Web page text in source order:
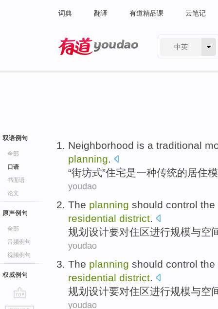
词典 翻译 有道精品课 云笔记
中英
双语例句
全部
口语
书面语
论文
原声例句
全部
音频例句
视频例句
权威例句
go
Neighborhood is a traditional
planning.
“街坊式”住宅是一种传统的居住
youdao
The planning should control the
residential district.
规划设计要对住区进行规模与空
youdao
The planning should control the
residential district
规划设计要对住区进行规模与空
youdao